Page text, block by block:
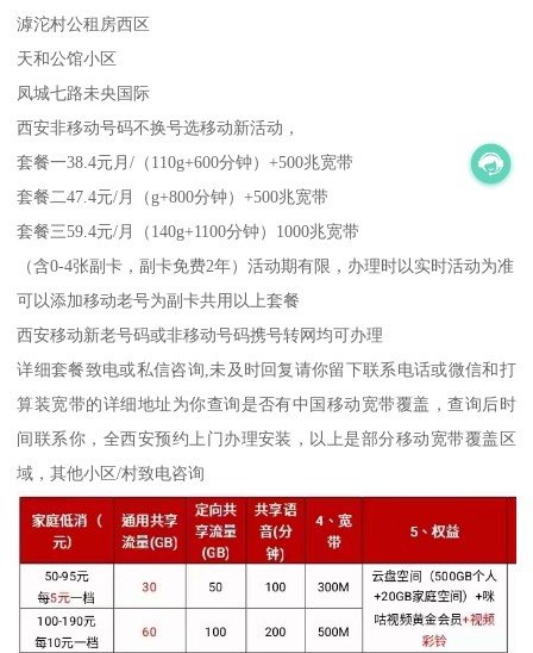
滹沱村公租房西区
天和公馆小区
凤城七路未央国际
西安非移动号码不换号选移动新活动，
套餐一38.4元月/（110g+600分钟）+500兆宽带
套餐二47.4元/月（g+800分钟）+500兆宽带
套餐三59.4元/月（140g+1100分钟）1000兆宽带
（含0-4张副卡，副卡免费2年）活动期有限，办理时以实时活动为准
可以添加移动老号为副卡共用以上套餐
西安移动新老号码或非移动号码携号转网均可办理
详细套餐致电或私信咨询,未及时回复请你留下联系电话或微信和打
算装宽带的详细地址为你查询是否有中国移动宽带覆盖，查询后时
间联系你，全西安预约上门办理安装，以上是部分移动宽带覆盖区
域，其他小区/村致电咨询